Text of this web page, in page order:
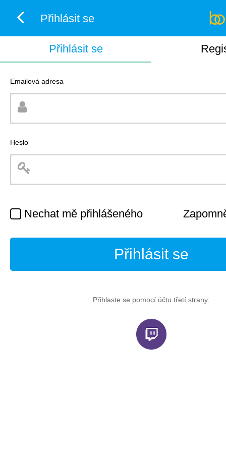
Přihlásit se
Přihlásit se
Emailová adresa
Heslo
Nechat mě přihlášeného
Přihlásit se
Přihlaste se pomocí účtu třetí strany: